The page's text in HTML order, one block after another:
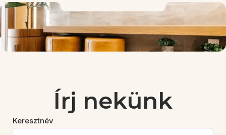
Írj nekünk
Keresztnév